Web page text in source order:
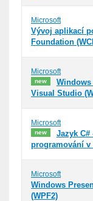
Microsoft
Vývoj aplikací
Foundation
Microsoft
new
Windows
Visual Studio
Microsoft
new
Jazyk
programování v
Microsoft
Windows
(WPF2)